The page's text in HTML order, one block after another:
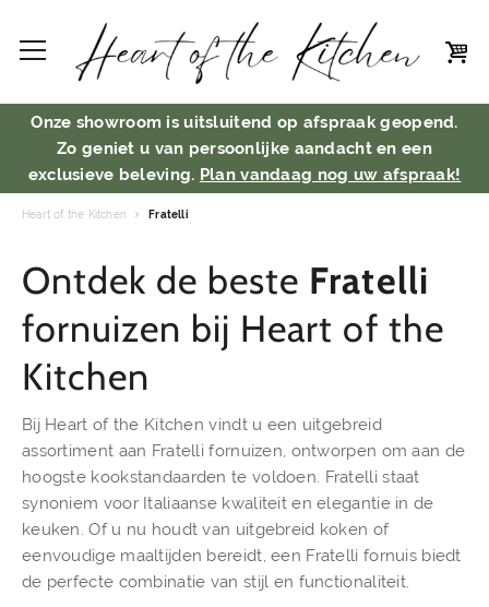
Onze showroom is uitsluitend op afspraak geopend.
Zo geniet u van persoonlijke aandacht en een
exclusieve beleving. Plan vandaag nog uw afspraak!
Heart of the Kitchen Fratelli
Ontdek de beste Fratelli
fornuizen bij Heart of the
Kitchen
Bij Heart of the Kitchen vindt u een uitgebreid
assortiment aan Fratelli fornuizen, ontworpen om aan de
hoogste kookstandaarden te voldoen. Fratelli staat
synoniem voor Italiaanse kwaliteit en elegantie in de
keuken. Of u nu houdt van uitgebreid koken of
eenvoudige maaltijden bereidt, een Fratelli fornuis biedt
de perfecte combinatie van stijl en functionaliteit.